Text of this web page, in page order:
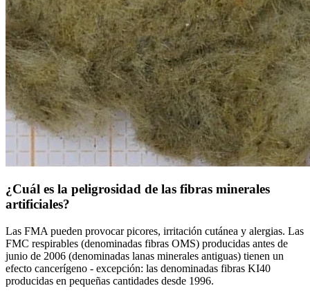
¿Cuál es la peligrosidad de las fibras minerales
artificiales?
Las FMA pueden provocar picores, irritación cutánea y alergias. Las
FMC respirables (denominadas fibras OMS) producidas antes de
junio de 2006 (denominadas lanas minerales antiguas) tienen un
efecto cancerígeno - excepción: las denominadas fibras KI40
producidas en pequeñas cantidades desde 1996.